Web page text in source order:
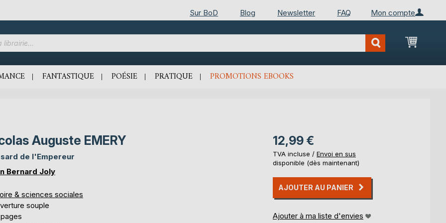
Mon compte
Sur BoD Blog Newsletter FAQ
Mon
FANTASTIQUE POÉSIE PRATIQUE PROMOTIONS EBOOKS
Auguste EMERY
de l'Empereur
Bernard Joly
& sciences sociales
souple
12,99 €
TVA incluse / Envoi en sus
disponible (dès maintenant)
AJOUTER AU PANIER
Ajouter à ma liste d'envies